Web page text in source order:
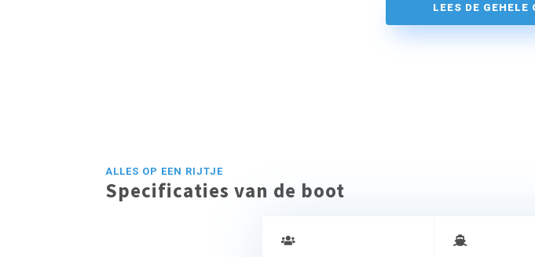
LEES DE GEHELE
ALLES OP EEN RIJTJE
Specificaties van de boot